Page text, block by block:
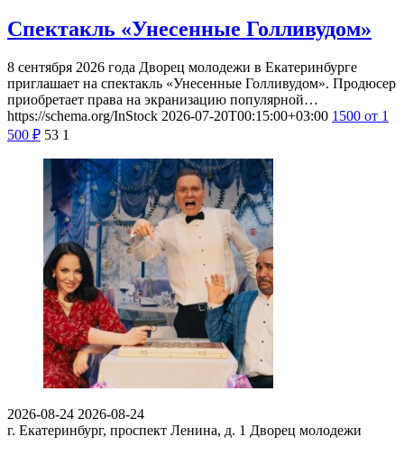
Спектакль «Унесенные Голливудом»
8 сентября 2026 года Дворец молодежи в Екатеринбурге
приглашает на спектакль «Унесенные Голливудом». Продюсер
приобретает права на экранизацию популярной…
https://schema.org/InStock 2026-07-20T00:15:00+03:00 1500 от 1
500 ₽ 53 1
2026-08-24 2026-08-24
г. Екатеринбург, проспект Ленина, д. 1 Дворец молодежи